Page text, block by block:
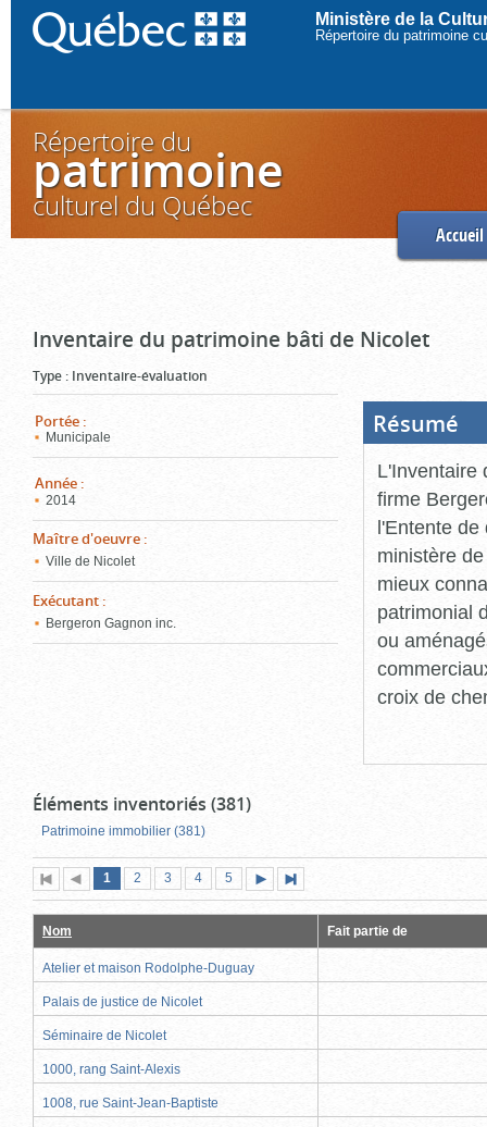
Ministère de la
Répertoire du patrimoine
Répertoire du
patrimoine
culturel du Québec
Accueil
Inventaire du patrimoine bâti de Nicolet
Type : Inventaire-évaluation
Portée :
Municipale
Année :
2014
Maître d'oeuvre :
Ville de Nicolet
Exécutant :
Bergeron Gagnon inc.
Résumé
L'Inventaire
firme
l'Entente de
ministère
mieux
patrimonial
ou
croix de
Éléments inventoriés (381)
Patrimoine immobilier (381)
Première
page
Page
précédente
Page
1 (page
actuelle)
Page
2 Page
3 Page
4 Page
5
suivante
page
Nom Fait partie de
Atelier et maison Rodolphe-Duguay
Palais de justice de Nicolet
Séminaire de Nicolet
1000, rang Saint-Alexis
1008, rue Saint-Jean-Baptiste